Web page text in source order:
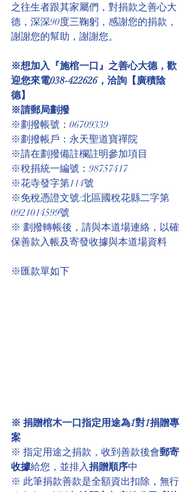
之往生者跟其家屬們，對捐款之善心大
德，深深90度三鞠躬，感謝您的捐款，
謝謝您的幫助，謝謝您。
※想加入『施棺一口』之善心大德，歡
迎您來電038-422626，洽詢【廣積陰
德】
※請郵局劃撥
※劃撥帳號：06709339
※劃撥帳戶：永天聖道寶禪院
※請在劃撥備註欄註明參加項目
※稅捐統一編號：98757417
※花寺發字第114號
※免稅憑證文號:北區國稅花縣二字第
0921014599號
※ 劃撥轉帳後，請與本道場連絡，以確
保善款入帳及寄發收據與本道場資料
※匯款單如下
※ 捐贈棺木一口指定用途為1對1捐贈專
案
※ 指定用途之捐款，收到善款後會郵寄
收據給您，並排入捐贈順序中
※ 此筆捐款善款是全額資出扣除，無行